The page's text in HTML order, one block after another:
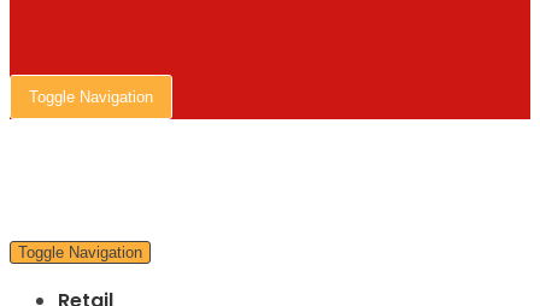
Toggle Navigation
Toggle Navigation